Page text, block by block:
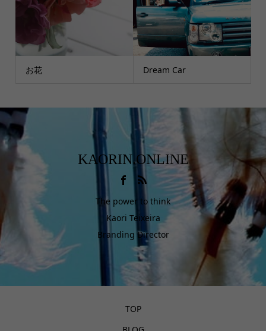
お花 Dream Car
KAORIN.ONLINE
The power to think
Kaori Teixeira
Branding Director
TOP